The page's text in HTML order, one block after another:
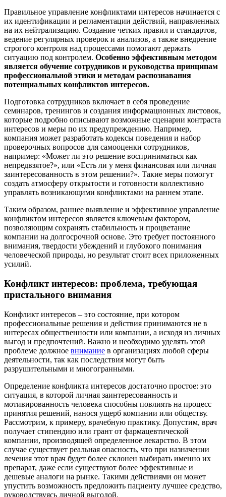
Правильное управление конфликтами интересов начинается с
их идентификации и регламентации действий, направленных
на их нейтрализацию. Создание четких правил и стандартов,
ведение регулярных проверок и анализов, а также внедрение
строгого контроля над процессами помогают держать
ситуацию под контролем. Особенно эффективным методом
является обучение сотрудников и руководства принципам
профессиональной этики и методам распознавания
потенциальных конфликтов интересов.
Подготовка сотрудников включает в себя проведение
семинаров, тренингов и создания информационных листовок,
которые подробно описывают возможные сценарии контраста
интересов и меры по их предупреждению. Например,
компания может разработать кодексы поведения и набор
проверочных вопросов для самооценки сотрудников,
например: «Может ли это решение восприниматься как
непредвзятое?», или «Есть ли у меня финансовая или личная
заинтересованность в этом решении?». Такие меры помогут
создать атмосферу открытости и готовности коллективно
управлять возникающими конфликтами на раннем этапе.
Таким образом, раннее выявление и эффективное управление
конфликтом интересов является ключевым фактором,
позволяющим сохранять стабильность и процветание
компании на долгосрочной основе. Это требует постоянного
внимания, твердости убеждений и глубокого понимания
человеческой природы, но результат стоит всех приложенных
усилий.
Конфликт интересов: проблема, требующая
пристального внимания
Конфликт интересов – это состояние, при котором
профессиональные решения и действия принимаются не в
интересах общественности или компании, а исходя из личных
выгод и предпочтений. Важно и необходимо уделять этой
проблеме должное внимание в организациях любой сферы
деятельности, так как последствия могут быть
разрушительными и многогранными.
Определение конфликта интересов достаточно простое: это
ситуация, в которой личная заинтересованность и
мотивированность человека способны повлиять на процесс
принятия решений, нанося ущерб компании или обществу.
Рассмотрим, к примеру, врачебную практику. Допустим, врач
получает стипендию или грант от фармацевтической
компании, производящей определенное лекарство. В этом
случае существует реальная опасность, что при назначении
лечения этот врач будет более склонен выбирать именно их
препарат, даже если существуют более эффективные и
дешевые аналоги на рынке. Такими действиями он может
упустить возможность предложить пациенту лучшее средство,
руководствуясь личной выгодой.